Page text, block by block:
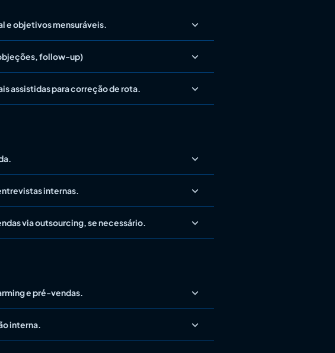
e objetivos mensuráveis.
follow-up)
assistidas para correção de rota.
internas.
via outsourcing, se necessário.
e pré-vendas.
interna.